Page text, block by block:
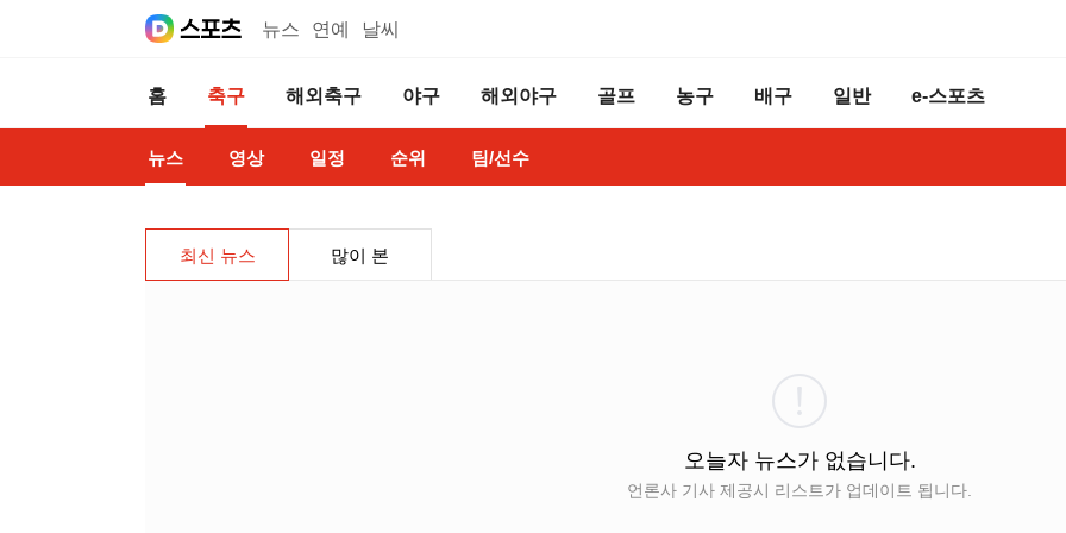
뉴스 연예 날씨
홈 축구 해외축구 야구 해외야구 골프 농구 배구 일반 e-스포츠
뉴스 영상 일정 순위 팀/선수
최신 뉴스 많이 본
오늘자 뉴스가 없습니다.
언론사 기사 제공시 리스트가 업데이트 됩니다.